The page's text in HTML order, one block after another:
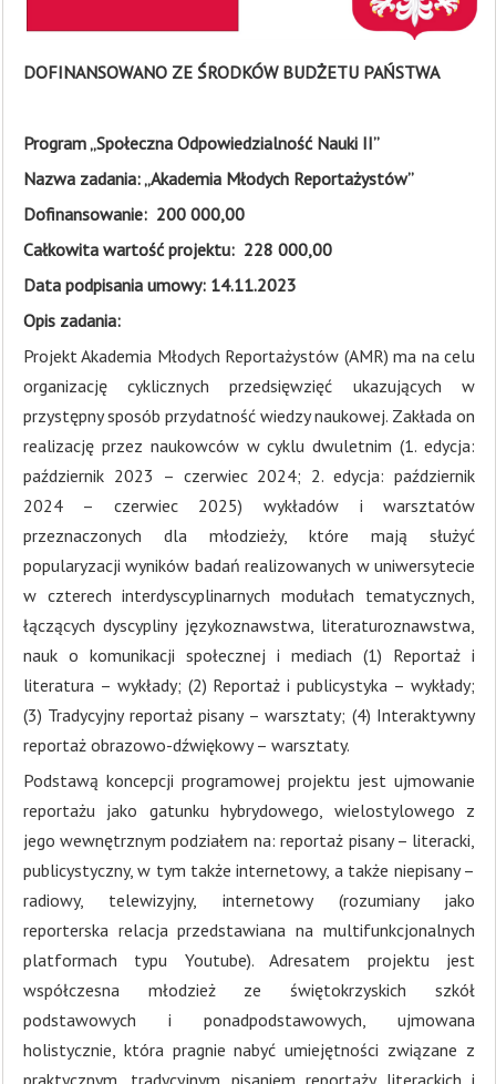
DOFINANSOWANO ZE ŚRODKÓW BUDŻETU PAŃSTWA
Program „Społeczna Odpowiedzialność Nauki II”
Nazwa zadania: „Akademia Młodych Reportażystów”
Dofinansowanie: 200 000,00
Całkowita wartość projektu: 228 000,00
Data podpisania umowy: 14.11.2023
Opis zadania:
Projekt Akademia Młodych Reportażystów (AMR) ma na celu
organizację cyklicznych przedsięwzięć ukazujących w
przystępny sposób przydatność wiedzy naukowej. Zakłada on
realizację przez naukowców w cyklu dwuletnim (1. edycja:
październik 2023 – czerwiec 2024; 2. edycja: październik
2024 – czerwiec 2025) wykładów i warsztatów
przeznaczonych dla młodzieży, które mają służyć
popularyzacji wyników badań realizowanych w uniwersytecie
w czterech interdyscyplinarnych modułach tematycznych,
łączących dyscypliny językoznawstwa, literaturoznawstwa,
nauk o komunikacji społecznej i mediach (1) Reportaż i
literatura – wykłady; (2) Reportaż i publicystyka – wykłady;
(3) Tradycyjny reportaż pisany – warsztaty; (4) Interaktywny
reportaż obrazowo-dźwiękowy – warsztaty.
Podstawą koncepcji programowej projektu jest ujmowanie
reportażu jako gatunku hybrydowego, wielostylowego z
jego wewnętrznym podziałem na: reportaż pisany – literacki,
publicystyczny, w tym także internetowy, a także niepisany –
radiowy, telewizyjny, internetowy (rozumiany jako
reporterska relacja przedstawiana na multifunkcjonalnych
platformach typu Youtube). Adresatem projektu jest
współczesna młodzież ze świętokrzyskich szkół
podstawowych i ponadpodstawowych, ujmowana
holistycznie, która pragnie nabyć umiejętności związane z
praktycznym, tradycyjnym pisaniem reportaży literackich i